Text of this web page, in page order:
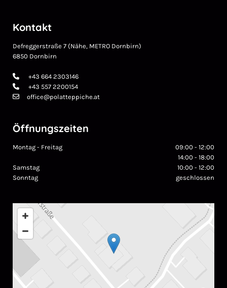
Kontakt
Defreggerstraße 7 (Nähe, METRO Dornbirn)
6850 Dornbirn
 +43 664 2303146
 +43 557 2200154
 office@polatteppiche.at
Öffnungszeiten
Montag - Freitag
09:00 - 12:00
14:00 - 18:00
Samstag
10:00 - 12:00
Sonntag
geschlossen